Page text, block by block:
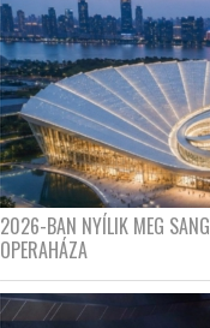
2026-BAN NYÍLIK MEG
OPERAHÁZA